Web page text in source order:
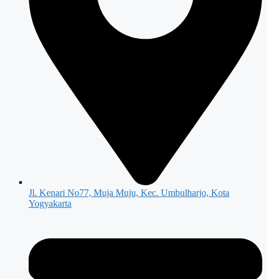
Jl. Kenari No77, Muja Muju, Kec. Umbulharjo, Kota
Yogyakarta